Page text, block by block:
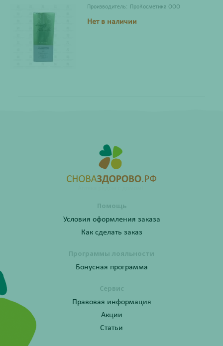
Производитель: ПроКосметика ООО
Нет в наличии
Помощь
Условия оформления заказа
Как сделать заказ
Программы лояльности
Бонусная программа
Сервис
Правовая информация
Акции
Статьи